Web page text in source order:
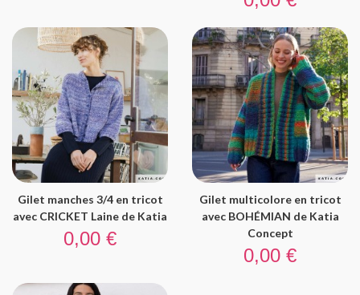
Gilet manches 3/4 en tricot
avec CRICKET Laine de Katia
Prix
0,00 €
Gilet multicolore en tricot
avec BOHÉMIAN de Katia
Concept
Prix
0,00 €